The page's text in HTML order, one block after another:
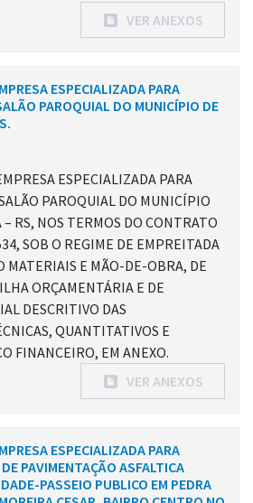
VER ANEXOS
ESPECIALIZADA PARA
PAROQUIAL DO MUNICÍPIO DE
ESPECIALIZADA PARA
PAROQUIAL DO MUNICÍPIO
– RS, NOS TERMOS DO CONTRATO
SOB O REGIME DE EMPREITADA
MATERIAIS E MÃO-DE-OBRA, DE
ORÇAMENTÁRIA E DE
DESCRITIVO DAS
QUANTITATIVOS E
FINANCEIRO, EM ANEXO.
VER ANEXOS
ESPECIALIZADA PARA
PAVIMENTAÇÃO ASFALTICA
PASSEIO PUBLICO EM PEDRA